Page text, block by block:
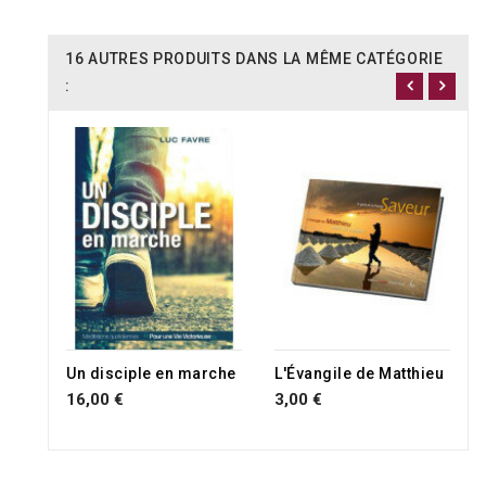
16 AUTRES PRODUITS DANS LA MÊME CATÉGORIE
:
Un disciple en marche
16,00 €
L'Évangile de Matthieu
3,00 €